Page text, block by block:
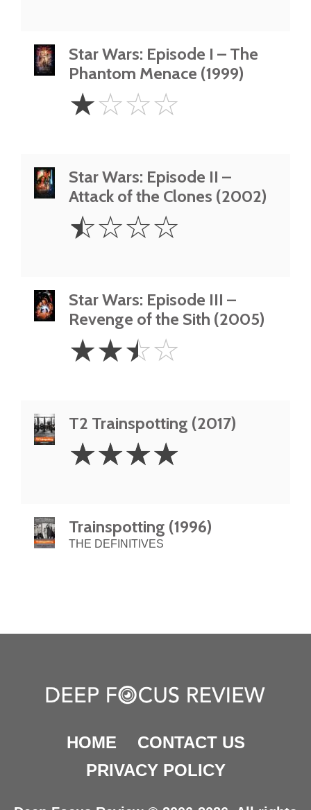
Star Wars: Episode I – The
Phantom Menace (1999)
Star
☆☆☆☆
Star Wars: Episode II –
Attack of the Clones (2002)
0.5
Star
☆☆☆☆
Star Wars: Episode III –
Revenge of the Sith (2005)
2.5
Stars
☆☆☆☆
T2 Trainspotting (2017)
Stars
☆☆☆☆
Trainspotting (1996)
THE DEFINITIVES
HOME
CONTACT US
PRIVACY POLICY